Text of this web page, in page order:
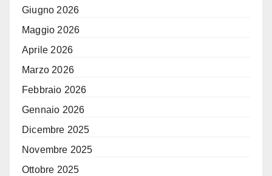
Giugno 2026
Maggio 2026
Aprile 2026
Marzo 2026
Febbraio 2026
Gennaio 2026
Dicembre 2025
Novembre 2025
Ottobre 2025